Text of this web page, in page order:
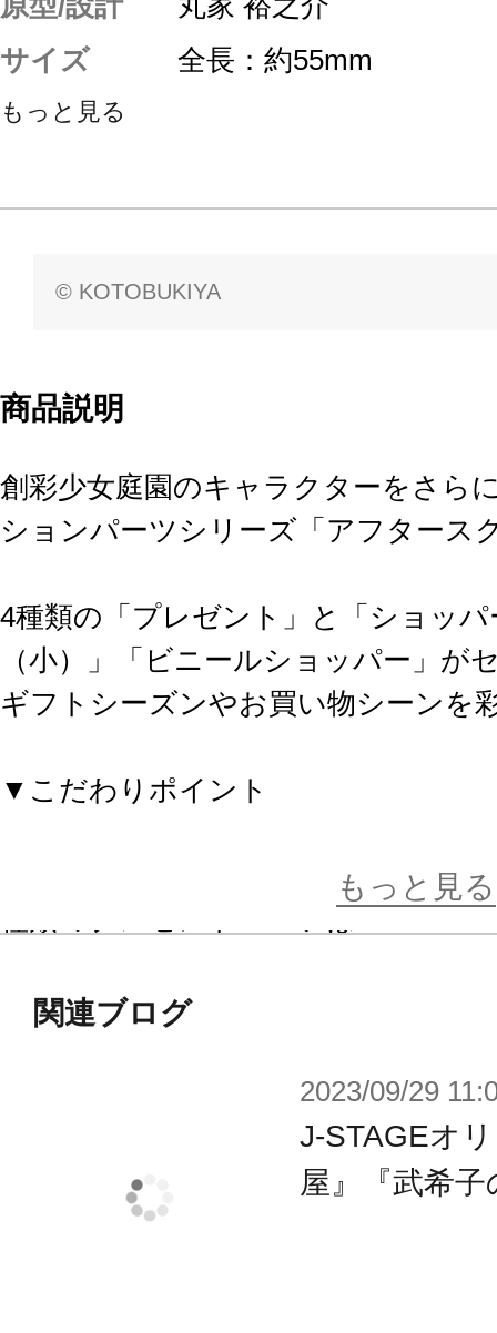
サイズ
全長：約55mm
もっと見る
© KOTOBUKIYA
商品説明
創彩少女庭園のキャラクターをさら
ションパーツシリーズ「アフタース
4種類の「プレゼント」と「ショッ
（小）」「ビニールショッパー」が
ギフトシーズンやお買い物シーンを
▼こだわりポイント
「ハート型」「スクエア型」「キュ
やかにラッピングされた状態をお楽
ショッパー（大）（小）は持ち手部
でキャラクターの肩に掛けたり
手に持ったりさせることができるの
もっと見る
関連ブログ
2023/09/29
J-STAGEオ
屋』『武希